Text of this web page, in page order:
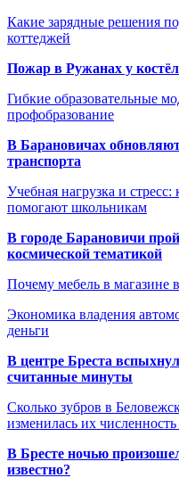
Какие зарядные решения
коттеджей
Пожар в Ружанах у
Гибкие образовательные
профобразование
В Барановичах
транспорта
Учебная нагрузка и
помогают школьникам
В городе Барановичи
космической тематикой
Почему мебель в магазине
Экономика владения
деньги
В центре Бреста
считанные минуты
Сколько зубров в
изменилась их численность
В Бресте ночью
известно?